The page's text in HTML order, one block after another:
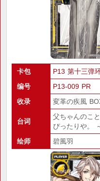
卡包
P13 第十三弹
编号
P13-009 PR
收录
変革の疾風
台词
父ちゃんのこ
ぴったりや。
绘师
碧風羽